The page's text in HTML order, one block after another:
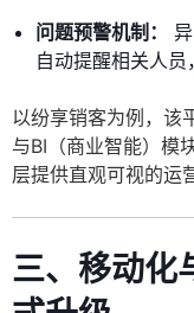
问题预警机制：
自动提醒相关人员
以纷享销客为例，该
与BI（商业智能）模
层提供直观可视的运
三、移动化